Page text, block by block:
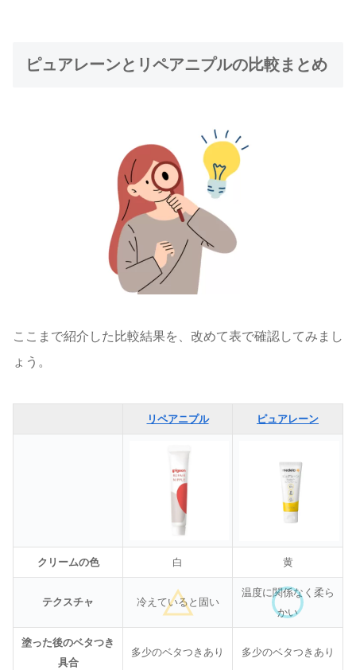
ピュアレーンとリペアニプルの比較まとめ
ここまで紹介した比較結果を、改めて表で確認してみまし
ょう。
リペアニプル ピュアレーン
クリームの色 白 黄
テクスチャ 冷えていると固い
温度に関係なく柔ら
かい
塗った後のベタつき
具合
多少のベタつきあり 多少のベタつきあり